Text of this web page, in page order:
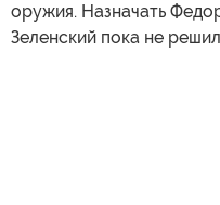
оружия. Назначать
Зеленский пока не